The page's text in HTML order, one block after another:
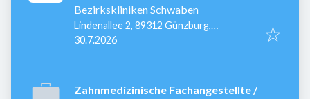
Bezirkskliniken Schwaben
Lindenallee 2, 89312 Günzburg,
Deutschland
Veröffentlicht
30.7.2026
Zahnmedizinische Fachangestellte /